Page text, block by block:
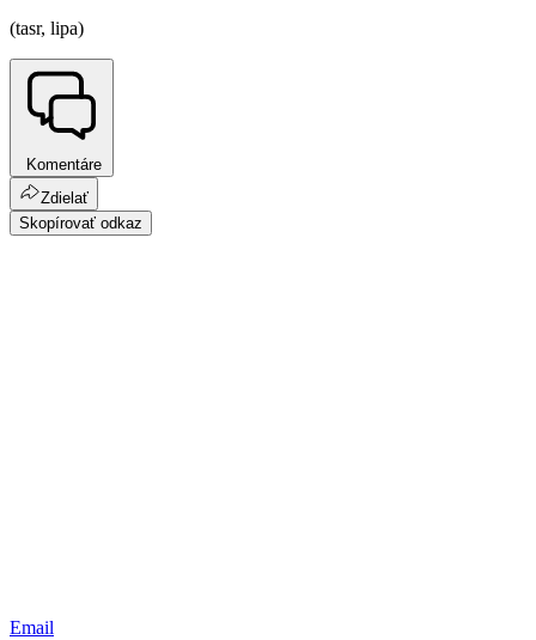
(tasr, lipa)
Komentáre
Zdielať
Skopírovať odkaz
Email